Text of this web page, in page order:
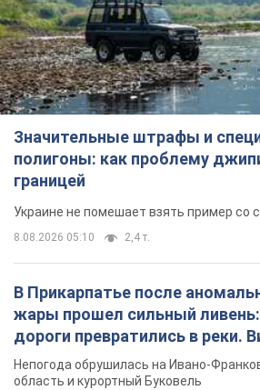
Значительные штрафы и
полигоны: как проблему
границей
Украине не помешает взять пример со
8.08.2026 05:10 2,4 т.
В Прикарпатье после
жары прошел сильный ливень:
дороги превратились в реки.
Непогода обрушилась на Ивано-
область и курортный Буковель